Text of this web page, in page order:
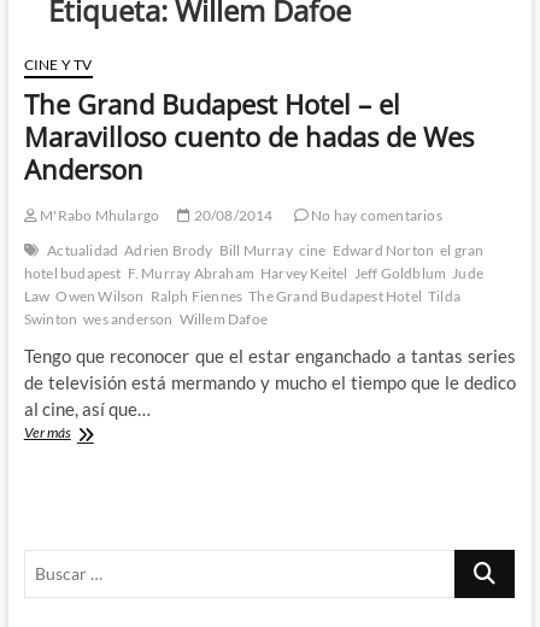
Etiqueta:Willem Dafoe
CINE Y TV
The Grand Budapest Hotel – el
Maravilloso cuento de hadas de Wes
Anderson
M'Rabo Mhulargo 20/08/2014
No hay comentarios
Actualidad Adrien Brody Bill Murray cine Edward Norton el gran
hotel budapest F. Murray Abraham Harvey Keitel Jeff Goldblum Jude
Law Owen Wilson Ralph Fiennes The Grand Budapest Hotel Tilda
Swinton wes anderson Willem Dafoe
Tengo que reconocer que el estar enganchado a tantas series
de televisión está mermando y mucho el tiempo que le dedico
al cine, así que…
Ver másThe
cuento
de
Buscar